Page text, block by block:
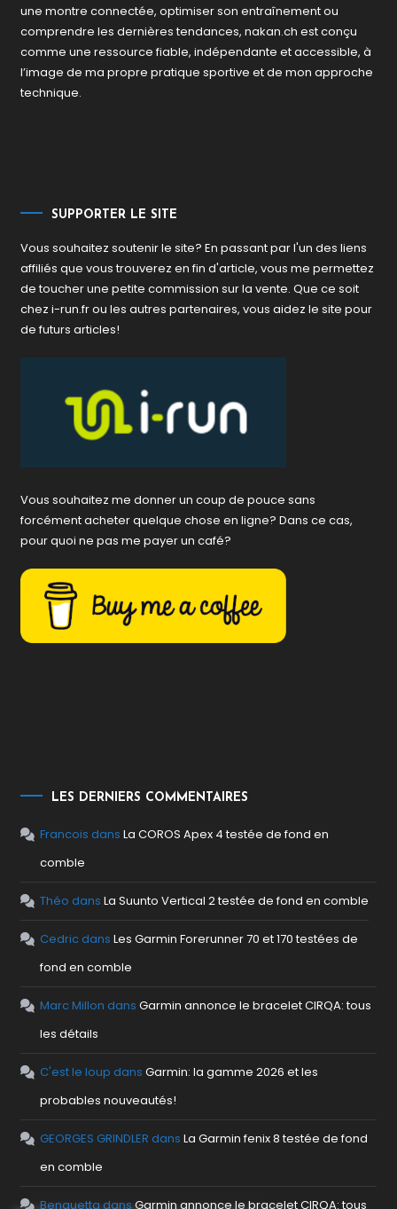
une montre connectée, optimiser son entraînement ou
comprendre les dernières tendances, nakan.ch est conçu
comme une ressource fiable, indépendante et accessible, à
l’image de ma propre pratique sportive et de mon approche
technique.
SUPPORTER LE SITE
Vous souhaitez soutenir le site? En passant par l'un des liens
affiliés que vous trouverez en fin d'article, vous me permettez
de toucher une petite commission sur la vente. Que ce soit
chez i-run.fr ou les autres partenaires, vous aidez le site pour
de futurs articles!
Vous souhaitez me donner un coup de pouce sans
forcément acheter quelque chose en ligne? Dans ce cas,
pour quoi ne pas me payer un café?
LES DERNIERS COMMENTAIRES
Francois dansLa COROS Apex 4 testée de fond en
comble
Théo dansLa Suunto Vertical 2 testée de fond en comble
CedricdansLes Garmin Forerunner 70 et 170 testées de
fond en comble
Marc Millon dansGarmin annonce le bracelet CIRQA: tous
les détails
C'est le loup dansGarmin: la gamme 2026 et les
probables nouveautés!
GEORGES GRINDLER dansLa Garmin fenix 8 testée de fond
en comble
Benguetta dansGarmin annonce le bracelet CIRQA: tous